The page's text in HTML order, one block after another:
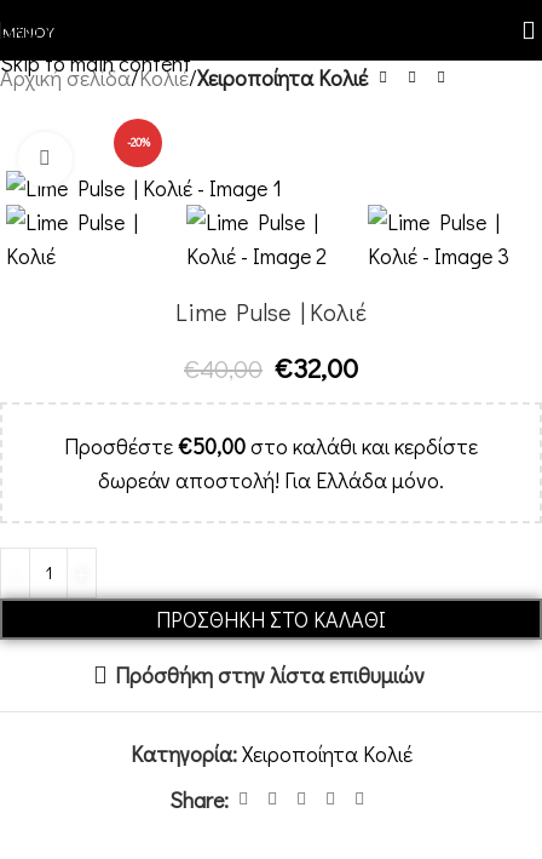
Skip to navigation
Skip to main content
ΜΕΝΟΎ
Αρχική σελίδα Κολιέ Χειροποίητα Κολιέ
-20%
Κλικ για μεγέθυνση
Lime Pulse | Κολιέ
€40,00 €32,00
Προσθέστε€50,00στο καλάθι και κερδίστε
δωρεάν αποστολή! Για Ελλάδα μόνο.
ΠΡΟΣΘΉΚΗ ΣΤΟ ΚΑΛΆΘΙ
Πρόσθήκη στην λίστα επιθυμιών
Κατηγορία:Χειροποίητα Κολιέ
Share: